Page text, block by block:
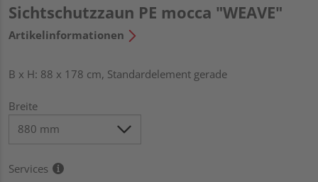
Sichtschutzzaun PE mocca "WEAVE"
Artikelinformationen
B x H: 88 x 178 cm, Standardelement gerade
Breite
Services